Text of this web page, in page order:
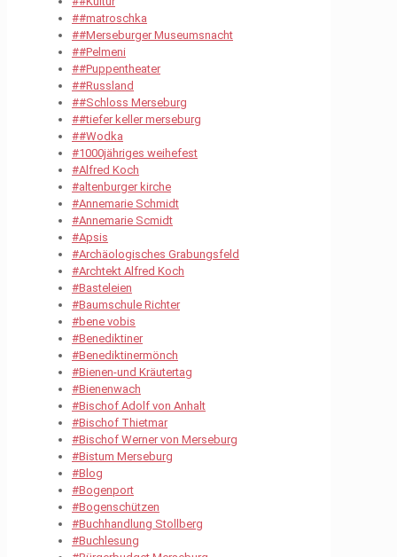
##matroschka
##Merseburger Museumsnacht
##Pelmeni
##Puppentheater
##Russland
##Schloss Merseburg
##tiefer keller merseburg
##Wodka
#1000jähriges weihefest
#Alfred Koch
#altenburger kirche
#Annemarie Schmidt
#Annemarie Scmidt
#Apsis
#Archäologisches Grabungsfeld
#Archtekt Alfred Koch
#Basteleien
#Baumschule Richter
#bene vobis
#Benediktiner
#Benediktinermönch
#Bienen-und Kräutertag
#Bienenwach
#Bischof Adolf von Anhalt
#Bischof Thietmar
#Bischof Werner von Merseburg
#Bistum Merseburg
#Blog
#Bogenport
#Bogenschützen
#Buchhandlung Stollberg
#Buchlesung